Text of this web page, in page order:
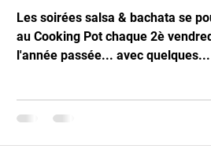
Les soirées salsa & bachata se
au Cooking Pot chaque 2è
l'année passée... avec quelques...